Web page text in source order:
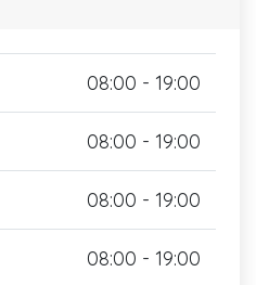
08:00 - 19:00
08:00 - 19:00
08:00 - 19:00
08:00 - 19:00